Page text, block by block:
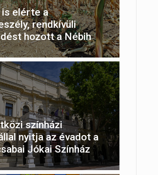
elérte a
rendkívüli
hozott a Nébih
színházi
nyitja az évadot a
Jókai Színház